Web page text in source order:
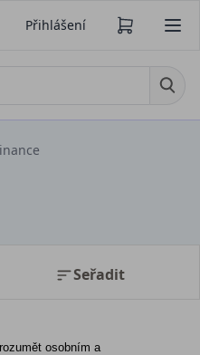
Přihlášení
Seřadit
osobním a